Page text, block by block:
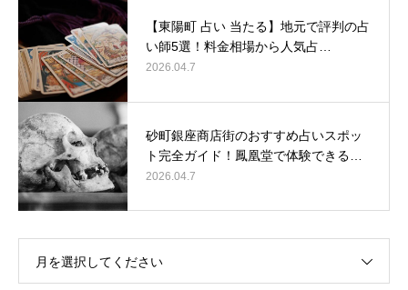
【東陽町 占い 当たる】地元で評判の占
い師5選！料金相場から人気占…
2026.04.7
砂町銀座商店街のおすすめ占いスポッ
ト完全ガイド！鳳凰堂で体験できる…
2026.04.7
月を選択してください